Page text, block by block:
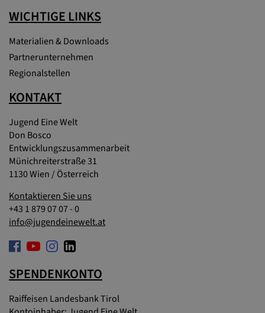
WICHTIGE LINKS
Materialien & Downloads
Partnerunternehmen
Regionalstellen
KONTAKT
Jugend Eine Welt
Don Bosco
Entwicklungszusammenarbeit
Münichreiterstraße 31
1130 Wien / Österreich
Kontaktieren Sie uns
+43 1 879 07 07 - 0
info@jugendeinewelt.at
SPENDENKONTO
Raiffeisen Landesbank Tirol